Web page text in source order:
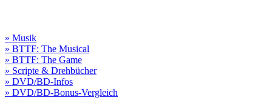
» Musik
» BTTF: The Musical
» BTTF: The Game
» Scripte & Drehbücher
» DVD/BD-Infos
» DVD/BD-Bonus-Vergleich